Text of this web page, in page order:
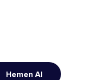
Hemen Al